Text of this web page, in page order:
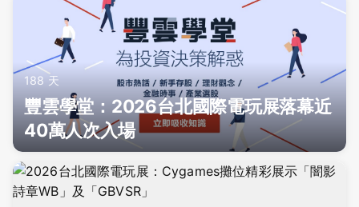
188 天
豐雲學堂：2026台北國際電玩展落幕近
40萬人次入場